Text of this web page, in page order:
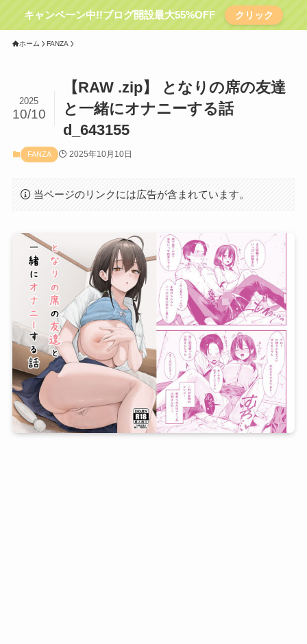
キャンペーン中!!ブログ開設最大55%OFF クリック
ホーム FANZA
【RAW .zip】 となりの席の友達
と一緒にオナニーする話
d_643155
2025
10/10
FANZA 2025年10月10日
当ページのリンクには広告が含まれています。